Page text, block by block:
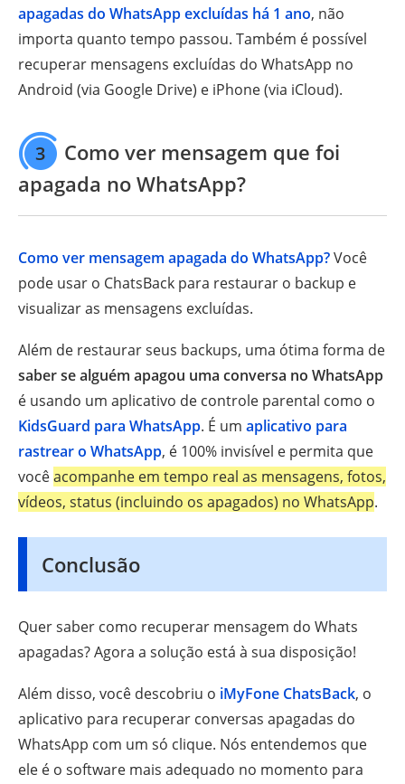
apagadas do WhatsApp excluídas há 1 ano, não
importa quanto tempo passou. Também é possível
recuperar mensagens excluídas do WhatsApp no
Android (via Google Drive) e iPhone (via iCloud).
3
Como ver mensagem que foi
apagada no WhatsApp?
Como ver mensagem apagada do WhatsApp?Você
pode usar o ChatsBack para restaurar o backup e
visualizar as mensagens excluídas.
Além de restaurar seus backups, uma ótima forma de
saber se alguém apagou uma conversa no WhatsApp
é usando um aplicativo de controle parental como o
KidsGuard para WhatsApp. É um aplicativo para
rastrear o WhatsApp, é 100% invisível e permita que
vocêacompanhe em tempo real as mensagens, fotos,
vídeos, status (incluindo os apagados) no WhatsApp.
Conclusão
Quer saber como recuperar mensagem do Whats
apagadas? Agora a solução está à sua disposição!
Além disso, você descobriu o iMyFone ChatsBack, o
aplicativo para recuperar conversas apagadas do
WhatsApp com um só clique. Nós entendemos que
ele é o software mais adequado no momento para